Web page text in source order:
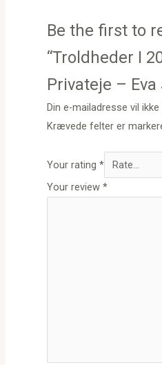
Be the first to
“Troldheder I
Privateje – Eva
Din e-mailadresse vil ikke
Krævede felter er
Your rating*
Your review*